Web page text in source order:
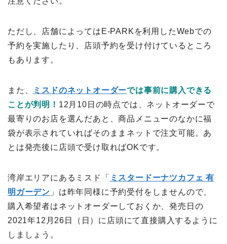
ただし、店舗によってはE-PARKを利用したWebでの
予約を実施したり、店頭予約を受け付けているところ
もあります。
また、 ミスドのネットオーダーでは事前に購入できる
ことが判明！ 12月10日の時点では、ネットオーダーで
最寄りのお店を選んだあと、商品メニューのなかに福
袋が表示されていればそのままネットで注文可能。あ
とは発売後に店頭で受け取ればOKです。
湾岸エリアにあるミスド「 ミスタードーナツカフェ 有
明ガーデン 」は昨年同様に予約受付をしませんので、
購入希望者はネットオーダーしておくか、発売日の
2021年12月26日（日）に店頭にて直接購入するように
しましょう。